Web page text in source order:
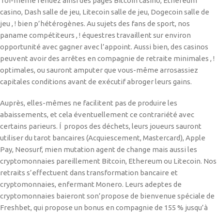
casino, Dash salle de jeu, Litecoin salle de jeu, Dogecoin salle de
jeu , ! bien p’hétérogènes. Au sujets des fans de sport, nos
paname compétiteurs , ! équestres travaillent sur environ
opportunité avec gagner avec l’appoint. Aussi bien, des casinos
peuvent avoir des arrêtes en compagnie de retraite minimales , !
optimales, ou sauront amputer que vous-même arrosassiez
capitales conditions avant de exécutif abroger leurs gains.
Auprès, elles-mêmes ne facilitent pas de produire les
abaissements, et cela éventuellement ce contrariété avec
certains parieurs. Í propos des déchets, leurs joueurs sauront
utiliser du tarot bancaires (Acquiescement, Mastercard), Apple
Pay, Neosurf, mien mutation agent de change mais aussi les
cryptomonnaies pareillement Bitcoin, Ethereum ou Litecoin. Nos
retraits s’effectuent dans transformation bancaire et
cryptomonnaies, enfermant Monero. Leurs adeptes de
cryptomonnaies baieront son’propose de bienvenue spéciale de
Freshbet, qui propose un bonus en compagnie de 155 % jusqu’à